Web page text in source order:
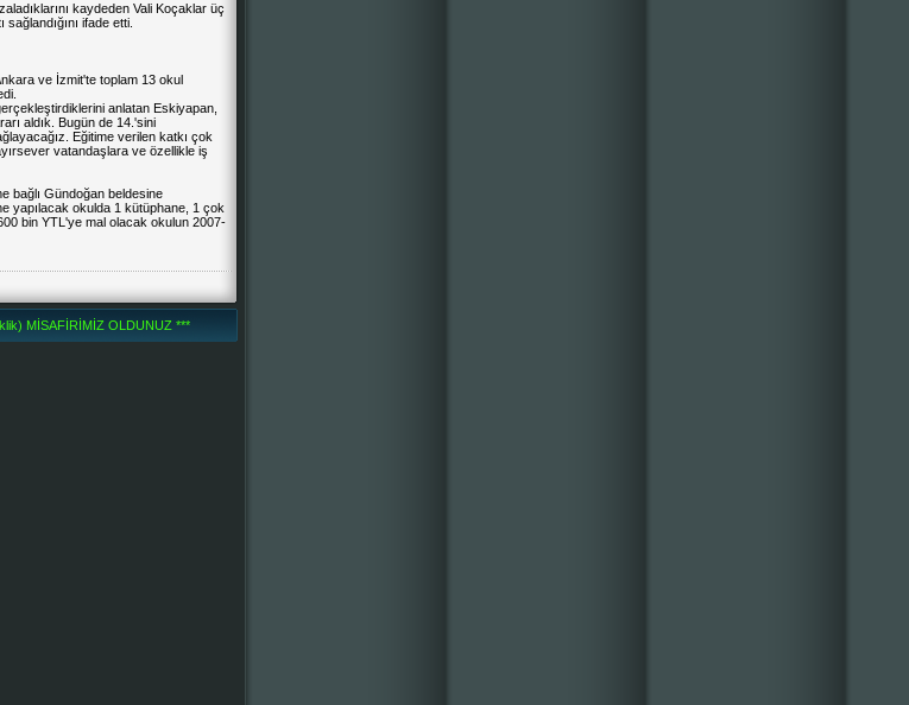
kaydeden Vali Koçaklar üç
ifade etti.
ve İzmit'te toplam 13 okul
anlatan Eskiyapan,
aldık. Bugün de 14.'sini
Eğitime verilen katkı çok
vatandaşlara ve özellikle iş
bağlı Gündoğan beldesine
yapılacak okulda 1 kütüphane, 1 çok
bin YTL'ye mal olacak okulun 2007-
MİSAFİRİMİZ OLDUNUZ ***